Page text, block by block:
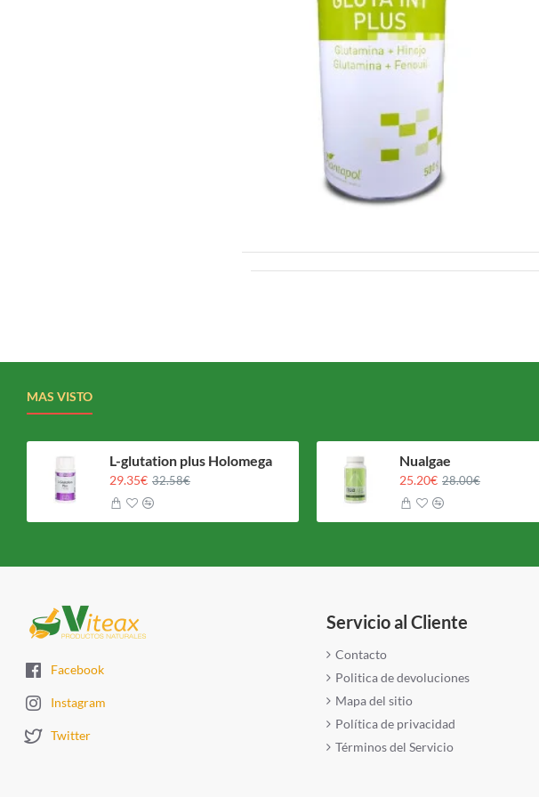
MAS VISTO
L-glutation plus Holomega
29.35€ 32.58€
Nualgae
25.20€ 28.00€
Facebook
Instagram
Twitter
Servicio al Cliente
Contacto
Politica de devoluciones
Mapa del sitio
Política de privacidad
Términos del Servicio